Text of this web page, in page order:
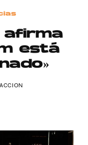
afirma
está